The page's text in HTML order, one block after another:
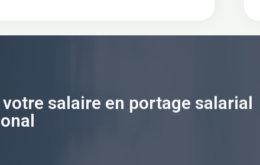
salaire en portage salarial